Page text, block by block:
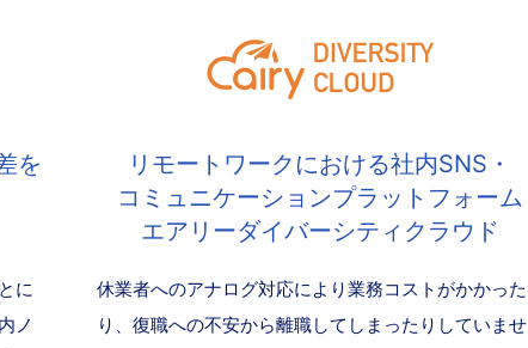
を
に
ノ
リモートワークにおける社内SNS・
コミュニケーションプラットフォーム
エアリーダイバーシティクラウド
休業者へのアナログ対応により業務コストがかかった
り、復職への不安から離職してしまったりしていませ